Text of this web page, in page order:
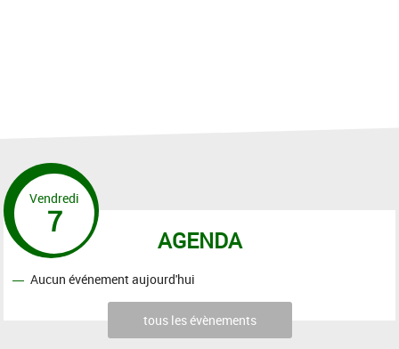
AGENDA
Vendredi
7
Aucun événement aujourd'hui
tous les évènements